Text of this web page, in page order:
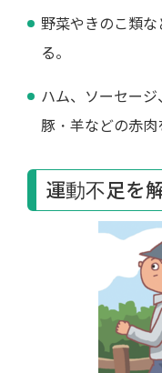
野菜やきのこ類な
る。
ハム、ソーセージ
豚・羊などの赤肉
運動不足を